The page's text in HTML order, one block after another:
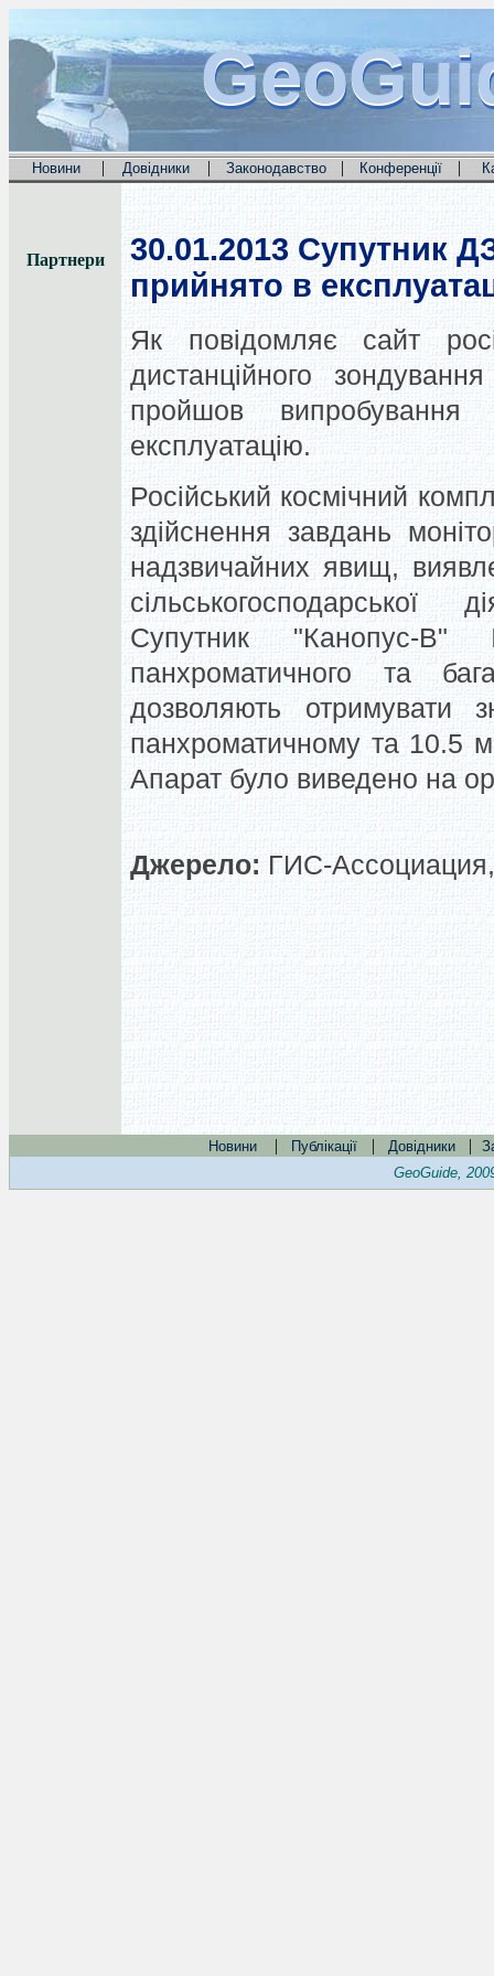
Новини | Довідники | Законодавство | Конференції |
Партнери 30.01.2013 Супутник
прийнято в
Як повідомляє сайт
дистанційного
пройшов
експлуатацію.
Російський космічний
здійснення завдань
надзвичайних явищ,
сільськогосподарської
Супутник "Канопус-
панхроматичного та
дозволяють
панхроматичному та 10.5
Апарат було виведено на
Джерело: ГИС-
Новини | Публікації | Довідники |
GeoGuide,